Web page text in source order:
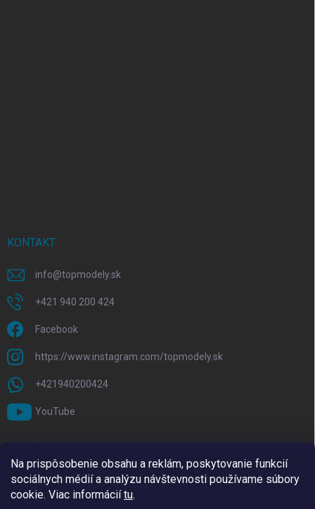
Na prispôsobenie obsahu a reklám, poskytovanie funkcií
sociálnych médií a analýzu návštevnosti používame súbory
cookie. Viac informáciítu.
KONTAKT
info@topmodely.sk
+421 940 200 424
Facebook
https://www.instagram.com/topmodely.sk
+421940200424
YouTube